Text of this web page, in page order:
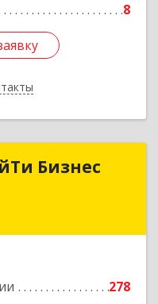
8
Бизнес
278
АйТи Бизнес
Подробнее